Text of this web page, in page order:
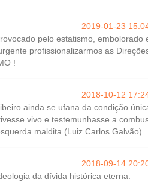
2019-01-23
pelo estatismo, embolorado
profissionalizarmos as
!
2018-10-12
ainda se ufana da condição
vivo e testemunhasse a
maldita (Luiz Carlos Galvão)
2018-09-14
da dívida histórica eterna.